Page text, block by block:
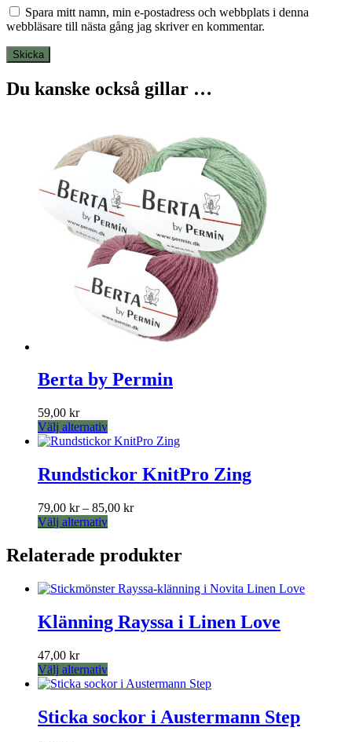
Spara mitt namn, min e-postadress och webbplats i denna
webbläsare till nästa gång jag skriver en kommentar.
Du kanske också gillar …
Berta by Permin
59,00 kr
Välj alternativDen
här
har
flera
De
olika
kan
på
produktsidan
Rundstickor KnitPro Zing
79,00 kr – 85,00 krPrisintervall:
85,00 kr
Välj alternativDen
produkten
har
varianter.
olika
alternativen
väljas
på
produktsidan
Relaterade produkter
Klänning Rayssa i Linen Love
47,00 kr
Välj alternativDen
här
har
flera
Sticka sockor i Austermann Step